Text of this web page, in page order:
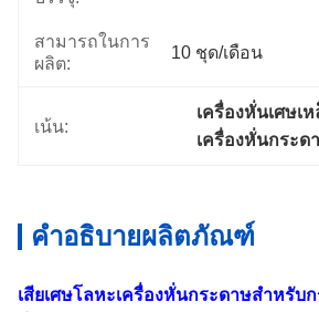
สามารถในการ
ผลิต:
10 ชุด/เดือน
เน้น:
เครื่องหั่นเศษเห
เครื่องหั่นกระด
คำอธิบายผลิตภัณฑ์
เสียเศษโลหะเครื่องหั่นกระดาษสำหรับ